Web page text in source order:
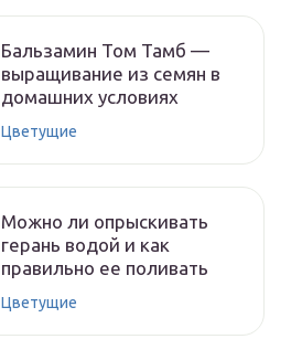
Бальзамин Том Тамб —
выращивание из семян в
домашних условиях
Цветущие
Можно ли опрыскивать
герань водой и как
правильно ее поливать
Цветущие